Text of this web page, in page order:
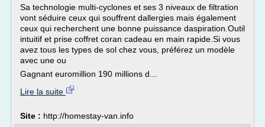
Sa technologie multi-cyclones et ses 3 niveaux de filtration
vont séduire ceux qui souffrent dallergies mais également
ceux qui recherchent une bonne puissance daspiration.Outil
intuitif et prise coffret coran cadeau en main rapide.Si vous
avez tous les types de sol chez vous, préférez un modèle
avec une ou
Gagnant euromillion 190 millions d...
Lire la suite
Site : http://homestay-van.info